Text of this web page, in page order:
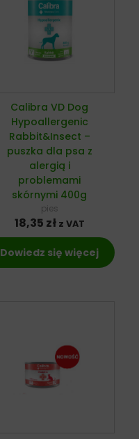
Calibra VD Dog
Hypoallergenic
Rabbit&Insect –
puszka dla psa z
alergią i
problemami
skórnymi 400g
pies
18,35 zł z VAT
Dowiedz się więcej